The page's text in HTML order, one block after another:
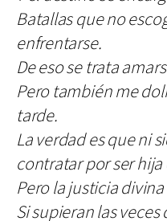
Batallas que no
enfrentarse.
De eso se trata
Pero también me
tarde.
La verdad es que ni
contratar por ser hija
Pero la justicia divina
Si supieran las